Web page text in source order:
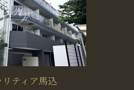
リティア馬込